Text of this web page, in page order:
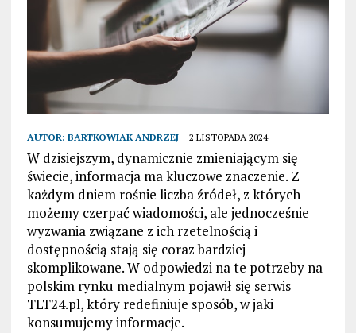
AUTOR: BARTKOWIAK ANDRZEJ 2 LISTOPADA 2024
W dzisiejszym, dynamicznie zmieniającym się
świecie, informacja ma kluczowe znaczenie. Z
każdym dniem rośnie liczba źródeł, z których
możemy czerpać wiadomości, ale jednocześnie
wyzwania związane z ich rzetelnością i
dostępnością stają się coraz bardziej
skomplikowane. W odpowiedzi na te potrzeby na
polskim rynku medialnym pojawił się serwis
TLT24.pl, który redefiniuje sposób, w jaki
konsumujemy informacje.